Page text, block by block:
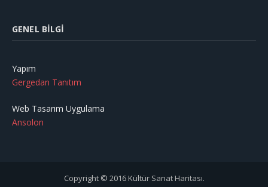
GENEL BILGI
Yapım
Gergedan Tanıtım
Web Tasarım Uygulama
Ansolon
Copyright © 2016 Kültür Sanat Haritası.